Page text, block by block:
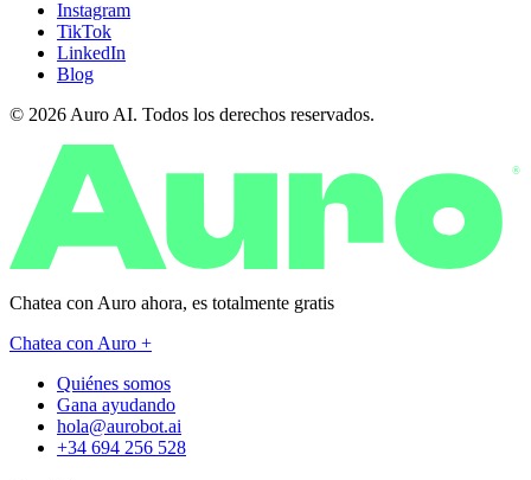
Instagram
TikTok
LinkedIn
Blog
© 2026 Auro AI. Todos los derechos reservados.
®
Chatea con Auro ahora, es totalmente gratis
Chatea con Auro +
Quiénes somos
Gana ayudando
hola@aurobot.ai
+34 694 256 528